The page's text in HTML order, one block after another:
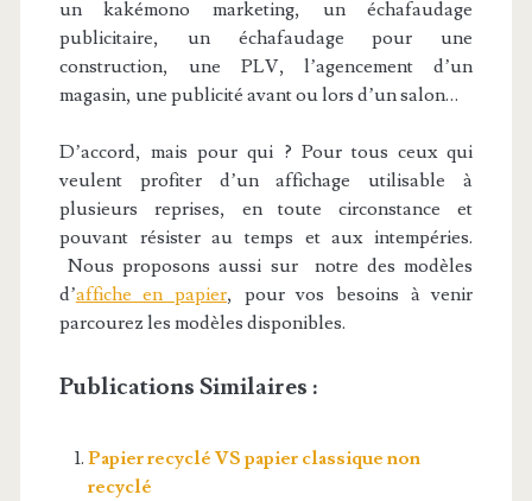
un kakémono marketing, un échafaudage
publicitaire, un échafaudage pour une
construction, une PLV, l’agencement d’un
magasin, une publicité avant ou lors d’un salon…
D’accord, mais pour qui ? Pour tous ceux qui
veulent profiter d’un affichage utilisable à
plusieurs reprises, en toute circonstance et
pouvant résister au temps et aux intempéries.
Nous proposons aussi sur notre des modèles
d’affiche en papier, pour vos besoins à venir
parcourez les modèles disponibles.
Publications Similaires :
Papier recyclé VS papier classique non
recyclé